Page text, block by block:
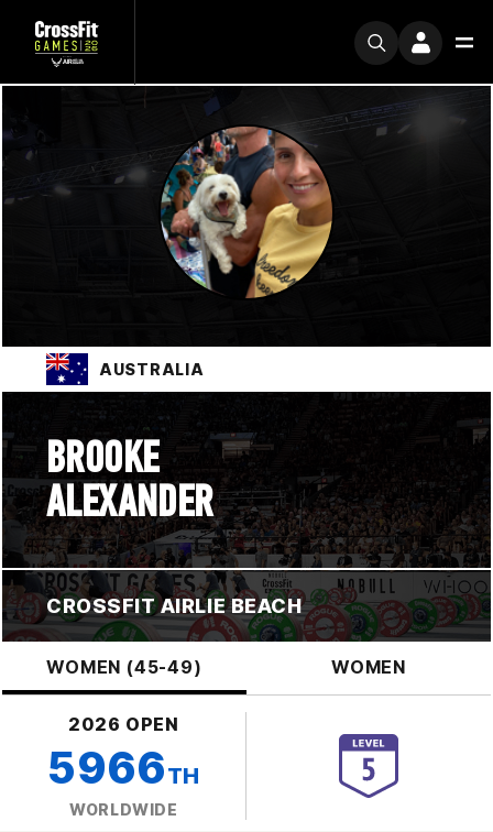
AUSTRALIA
BROOKE
ALEXANDER
CROSSFIT AIRLIE BEACH
WOMEN (45-49) WOMEN
2026 OPEN
5966TH
WORLDWIDE